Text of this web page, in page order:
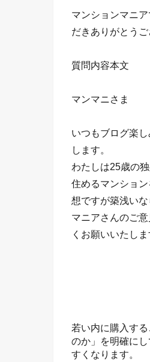
マンションマニ
だきありがとうご
質問内容本文
マンマニさま
いつもブログ楽
します。
わたしは25歳の
住めるマンショ
想ですが築浅い
マニアさんのご
くお願いいたしま
若い内に購入す
のか」を明確に
すくなります。